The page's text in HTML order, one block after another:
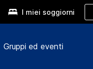
I miei soggiorni
Gruppi ed eventi